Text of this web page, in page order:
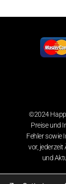
©2024
Preise und
Fehler sowie
vor,
und